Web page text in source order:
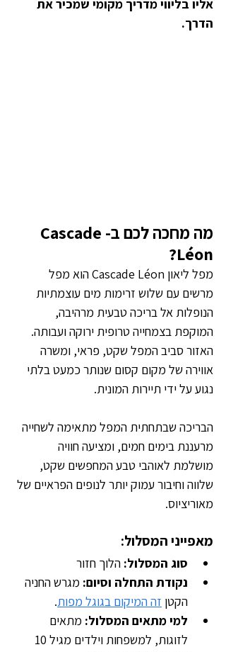
אליו בליווי מדריך מקומי שמכיר את
הדרך.
מה מחכה לכם ב-Cascade
Léon?
מפל ליאון Cascade Léon הוא מפל
מרשים עם שלוש זרימות מים עוצמתיות
הנופלות אל בריכה טבעית מרהיבה,
המוקפת בצמחייה טרופית ירוקה ועבותה.
האזור סביב המפל שקט, פראי, ומשרה
אווירה של מקום קסום שנותר כמעט בלתי
נגוע על ידי תיירות המונית.
הבריכה שבתחתית המפל מתאימה לשחייה
מרעננת בימים חמים, ומציעה חוויה
מושלמת לאוהבי טבע המחפשים שקט,
שלווה וחיבור עמוק יותר לנופים הפראיים של
מאוריציוס.
מאפייני המסלול:
סוג המסלול: הלוך חזור
נקודת התחלה וסיום: מגרש החניה
הקטן זה המיקום בגוגל מפות.
למי מתאים המסלול: מתאים